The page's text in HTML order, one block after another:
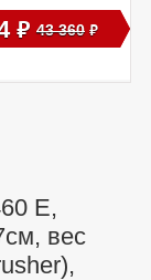
E,
вес
руб 43 360 руб